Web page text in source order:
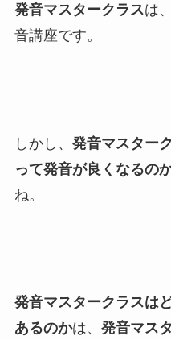
発音マスタークラスは
音講座です。
しかし、 発音マスター
って発音が良くなるの
ね。
発音マスタークラスは
あるのかは、 発音マス